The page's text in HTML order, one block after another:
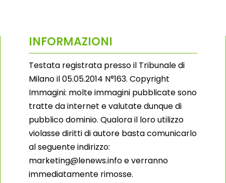
INFORMAZIONI
Testata registrata presso il Tribunale di
Milano il 05.05.2014 N°163. Copyright
Immagini: molte immagini pubblicate sono
tratte da internet e valutate dunque di
pubblico dominio. Qualora il loro utilizzo
violasse diritti di autore basta comunicarlo
al seguente indirizzo:
marketing@lenews.info e verranno
immediatamente rimosse.